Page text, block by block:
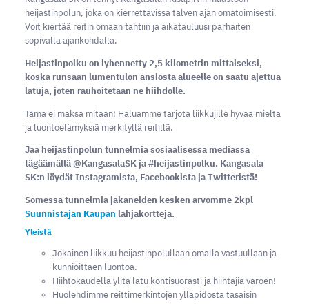
heijastinpolun, joka on kierrettävissä talven ajan omatoimisesti.
Voit kiertää reitin omaan tahtiin ja aikatauluusi parhaiten
sopivalla ajankohdalla.
Heijastinpolku on lyhennetty 2,5 kilometrin mittaiseksi,
koska runsaan lumentulon ansiosta alueelle on saatu ajettua
latuja, joten rauhoitetaan ne hiihdolle.
Tämä ei maksa mitään! Haluamme tarjota liikkujille hyvää mieltä
ja luontoelämyksiä merkityllä reitillä.
Jaa heijastinpolun tunnelmia sosiaalisessa mediassa
tägäämällä @KangasalaSK ja #heijastinpolku. Kangasala
SK:n löydät Instagramista, Facebookista ja Twitteristä!
Somessa tunnelmia jakaneiden kesken arvomme 2kpl
Suunnistajan Kaupan lahjakortteja.
Yleistä
Jokainen liikkuu heijastinpolullaan omalla vastuullaan ja
kunnioittaen luontoa.
Hiihtokaudella ylitä latu kohtisuorasti ja hiihtäjiä varoen!
Huolehdimme reittimerkintöjen ylläpidosta tasaisin